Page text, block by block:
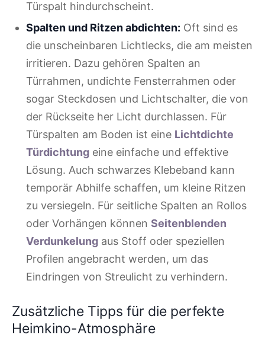
Türspalt hindurchscheint.
Spalten und Ritzen abdichten: Oft sind es
die unscheinbaren Lichtlecks, die am meisten
irritieren. Dazu gehören Spalten an
Türrahmen, undichte Fensterrahmen oder
sogar Steckdosen und Lichtschalter, die von
der Rückseite her Licht durchlassen. Für
Türspalten am Boden ist eine Lichtdichte
Türdichtung eine einfache und effektive
Lösung. Auch schwarzes Klebeband kann
temporär Abhilfe schaffen, um kleine Ritzen
zu versiegeln. Für seitliche Spalten an Rollos
oder Vorhängen können Seitenblenden
Verdunkelung aus Stoff oder speziellen
Profilen angebracht werden, um das
Eindringen von Streulicht zu verhindern.
Zusätzliche Tipps für die perfekte
Heimkino-Atmosphäre